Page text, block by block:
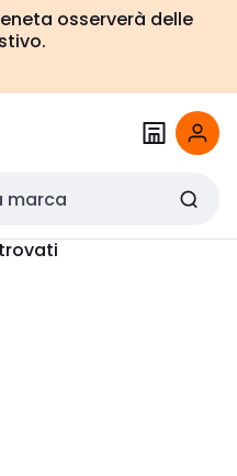
osserverà delle